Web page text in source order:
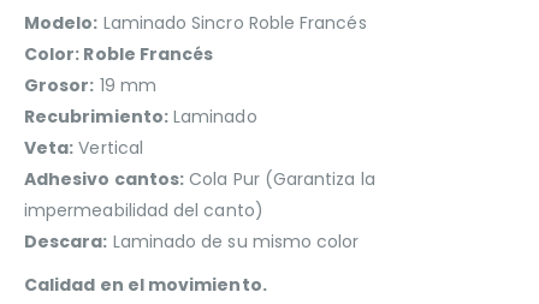
Modelo: Laminado Sincro Roble Francés
Color: Roble Francés
Grosor: 19 mm
Recubrimiento:Laminado
Veta: Vertical
Adhesivo cantos: Cola Pur (Garantiza la
impermeabilidad del canto)
Descara: Laminado de su mismo color
Calidad en el movimiento.